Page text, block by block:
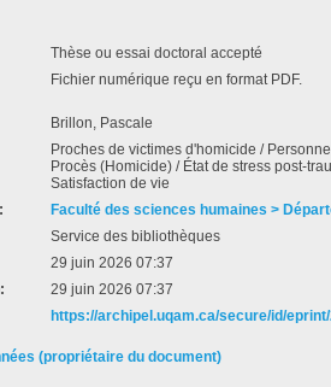
Thèse ou essai doctoral accepté
Fichier numérique reçu en format PDF.
Brillon, Pascale
Proches de victimes d'homicide /
Procès (Homicide) / État de stress post-
Satisfaction de vie
Faculté des sciences humaines >
Service des bibliothèques
29 juin 2026 07:37
29 juin 2026 07:37
https://archipel.uqam.ca/secure/id/
(propriétaire du document)